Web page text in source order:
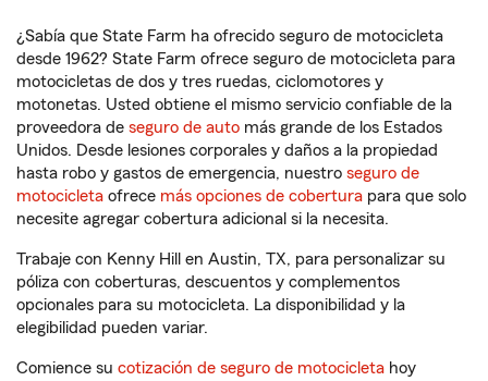
¿Sabía que State Farm ha ofrecido seguro de motocicleta
desde 1962? State Farm ofrece seguro de motocicleta para
motocicletas de dos y tres ruedas, ciclomotores y
motonetas. Usted obtiene el mismo servicio confiable de la
proveedora de seguro de auto más grande de los Estados
Unidos. Desde lesiones corporales y daños a la propiedad
hasta robo y gastos de emergencia, nuestro seguro de
motocicleta ofrece más opciones de cobertura para que solo
necesite agregar cobertura adicional si la necesita.
Trabaje con Kenny Hill en Austin, TX, para personalizar su
póliza con coberturas, descuentos y complementos
opcionales para su motocicleta. La disponibilidad y la
elegibilidad pueden variar.
Comience su cotización de seguro de motocicleta hoy